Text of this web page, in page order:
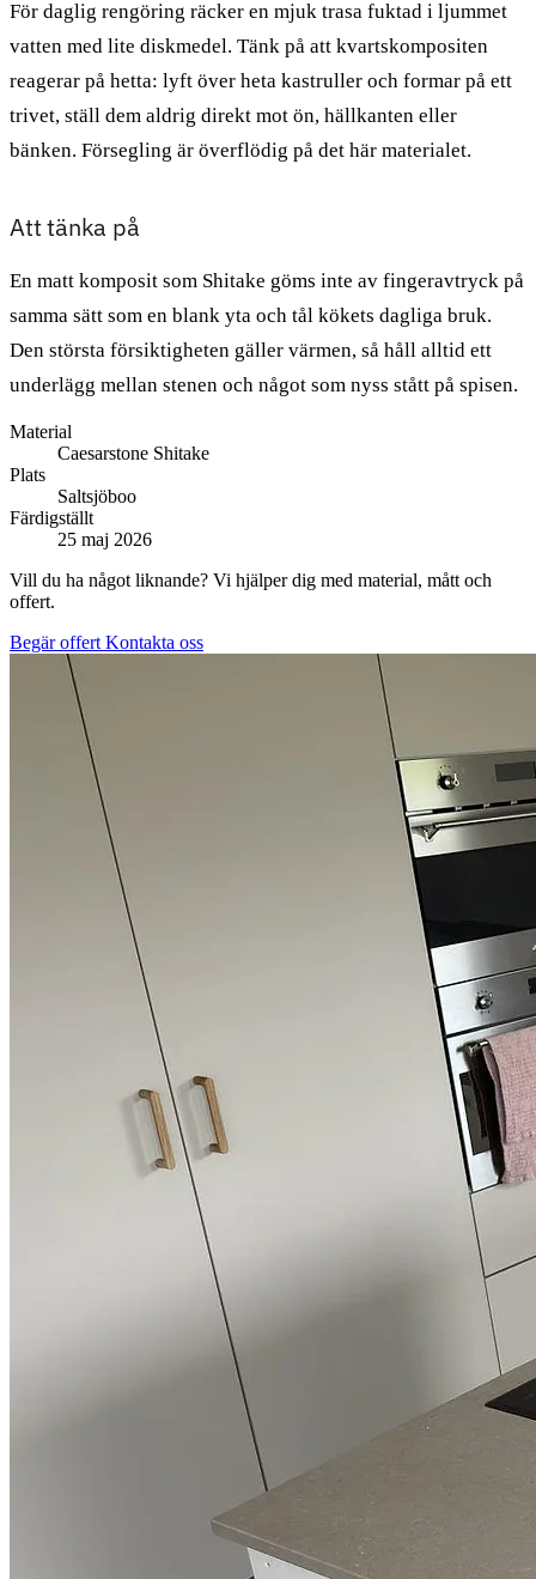
För daglig rengöring räcker en mjuk trasa fuktad i ljummet
vatten med lite diskmedel. Tänk på att kvartskompositen
reagerar på hetta: lyft över heta kastruller och formar på ett
trivet, ställ dem aldrig direkt mot ön, hällkanten eller
bänken. Försegling är överflödig på det här materialet.
Att tänka på
En matt komposit som Shitake göms inte av fingeravtryck på
samma sätt som en blank yta och tål kökets dagliga bruk.
Den största försiktigheten gäller värmen, så håll alltid ett
underlägg mellan stenen och något som nyss stått på spisen.
Material
Caesarstone Shitake
Plats
Saltsjöboo
Färdigställt
25 maj 2026
Vill du ha något liknande? Vi hjälper dig med material, mått och
offert.
Begär offert Kontakta oss